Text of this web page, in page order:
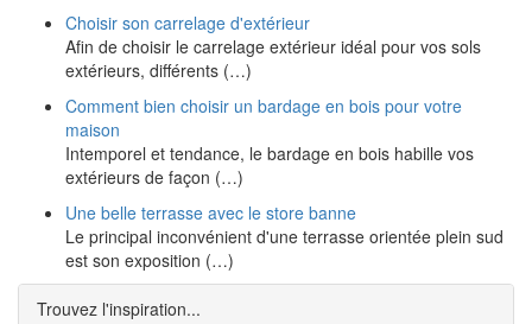
Choisir son carrelage d'extérieur
Afin de choisir le carrelage extérieur idéal pour vos sols
extérieurs, différents (…)
Comment bien choisir un bardage en bois pour votre
maison
Intemporel et tendance, le bardage en bois habille vos
extérieurs de façon (…)
Une belle terrasse avec le store banne
Le principal inconvénient d'une terrasse orientée plein sud
est son exposition (…)
Trouvez l'inspiration...